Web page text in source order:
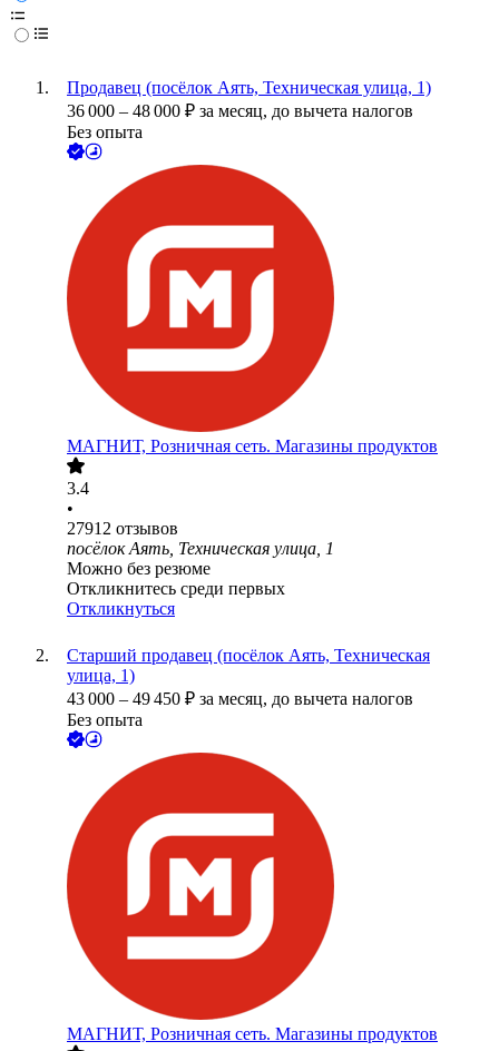
Продавец (посёлок Аять, Техническая улица, 1)
36 000 – 48 000 ₽ за месяц, до вычета налогов
Без опыта
МАГНИТ, Розничная сеть. Магазины продуктов
3.4
•
27912 отзывов
посёлок Аять, Техническая улица, 1
Можно без резюме
Откликнитесь среди первых
Откликнуться
Старший продавец (посёлок Аять, Техническая
улица, 1)
43 000 – 49 450 ₽ за месяц, до вычета налогов
Без опыта
МАГНИТ, Розничная сеть. Магазины продуктов